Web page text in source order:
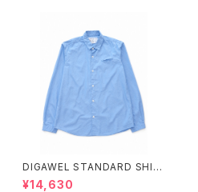
DIGAWEL STANDARD SHIR
T1
¥14,630